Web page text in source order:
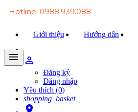
Hotline: 0988.939.088
Giới thiệu Hướng dẫn
person_outline
Đăng ký
Đăng nhập
Yêu thích (0)
shopping_basket
room
menu
Văn bản Luật
Văn bản Đảng